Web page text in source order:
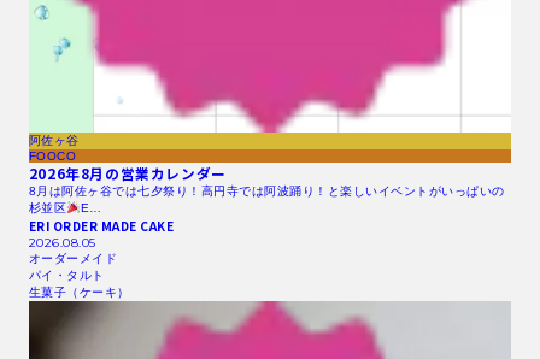
阿佐ヶ谷
FOOCO
2026年8月の営業カレンダー
8月は阿佐ヶ谷では七夕祭り！高円寺では阿波踊り！と楽しいイベントがいっぱいの
杉並区
E…
ERI ORDER MADE CAKE
2026.08.05
オーダーメイド
パイ・タルト
生菓子（ケーキ）